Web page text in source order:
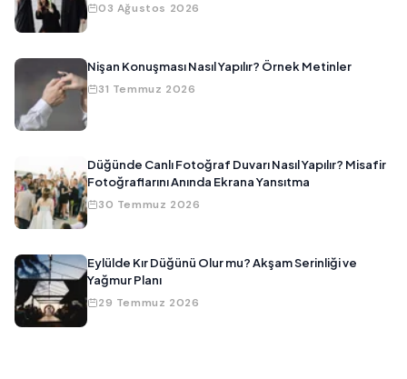
03 Ağustos 2026
Nişan Konuşması Nasıl Yapılır? Örnek Metinler
31 Temmuz 2026
Düğünde Canlı Fotoğraf Duvarı Nasıl Yapılır? Misafir
Fotoğraflarını Anında Ekrana Yansıtma
30 Temmuz 2026
Eylülde Kır Düğünü Olur mu? Akşam Serinliği ve
Yağmur Planı
29 Temmuz 2026